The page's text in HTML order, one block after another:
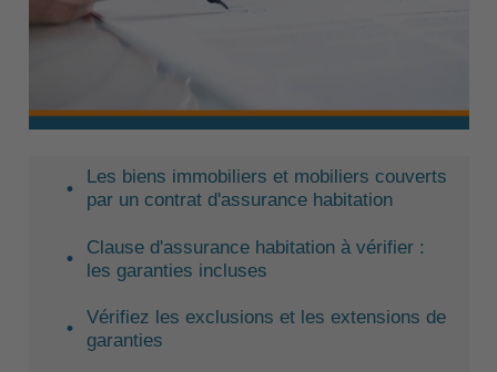
Les biens immobiliers et mobiliers couverts
par un contrat d'assurance habitation
Clause d'assurance habitation à vérifier :
les garanties incluses
Vérifiez les exclusions et les extensions de
garanties